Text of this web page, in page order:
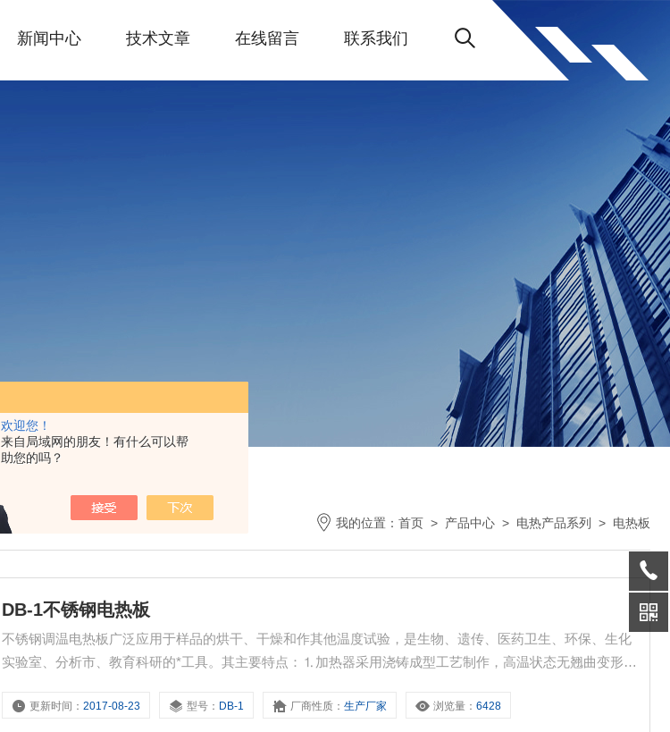
欢迎您！
来自局域网的朋友！有什么可以帮
助您的吗？
新闻中心 技术文章 在线留言 联系我们
我的位置： 首页 > 产品中心 > 电热产品系列 > 电热板
DB-1不锈钢电热板
不锈钢调温电热板广泛应用于样品的烘干、干燥和作其他温度试验，是生物、遗传、医药卫生、环保、生化
实验室、分析市、教育科研的*工具。其主要特点：⒈加热器采用浇铸成型工艺制作，高温状态无翘曲变形。
控制，操作简便，使用安全。
更新时间：2017-08-23 型号： DB-1 厂商性质：生产厂家 浏览量：6428